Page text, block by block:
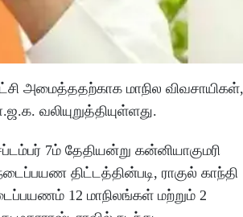
அமைத்ததற்காக மாநில விவசாயிகள்,
வலியுறுத்தியுள்ளது.
7ம் தேதியன்று கன்னியாகுமரி
திட்டத்தின்படி, ராகுல் காந்தி
12 மாநிலங்கள் மற்றும் 2